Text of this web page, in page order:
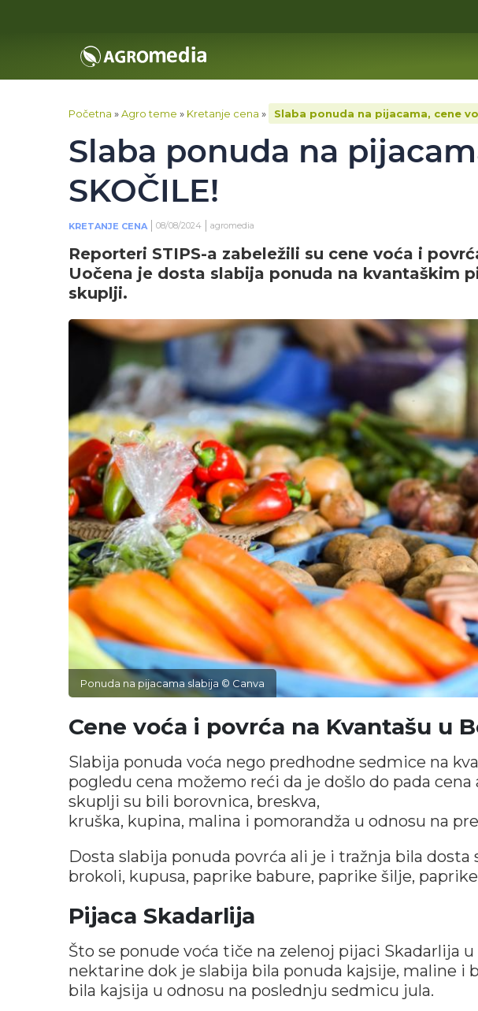
Početna »Agro teme » Kretanje cena » Slaba ponuda na pijacama, cene
Slaba ponuda na
SKOČILE!
KRETANJE CENA 08/08/2024 agromedia
Reporteri STIPS-a zabeležili su cene voća i
Uočena je dosta slabija ponuda na kvantaškim
skuplji.
Ponuda na pijacama slabija © Canva
Cene voća i povrća na Kvantašu u
Slabija ponuda voća nego predhodne sedmice na
pogledu cena možemo reći da je došlo do pada cena
skuplji su bili borovnica, breskva,
kruška, kupina, malina i pomorandža u odnosu na
Dosta slabija ponuda povrća ali je i tražnja bila dosta
brokoli, kupusa, paprike babure, paprike šilje,
Pijaca Skadarlija
Što se ponude voća tiče na zelenoj pijaci Skadarlija
nektarine dok je slabija bila ponuda kajsije, maline i
bila kajsija u odnosu na poslednju sedmicu jula.